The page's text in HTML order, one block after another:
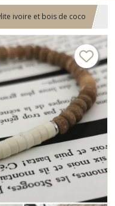
ivoire et bois de coco